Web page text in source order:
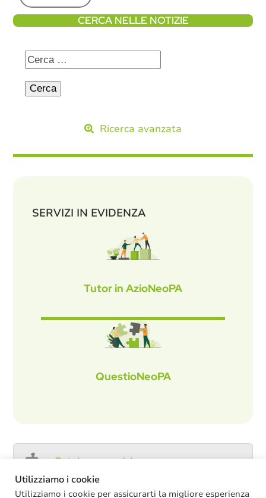
CERCA NELLE NOTIZIE
Ricerca avanzata
SERVIZI IN EVIDENZA
Tutor in AzioNeoPA
QuestioNeoPA
Catalogo servizi
Utilizziamo i cookie
Utilizziamo i cookie per assicurarti la migliore esperienza